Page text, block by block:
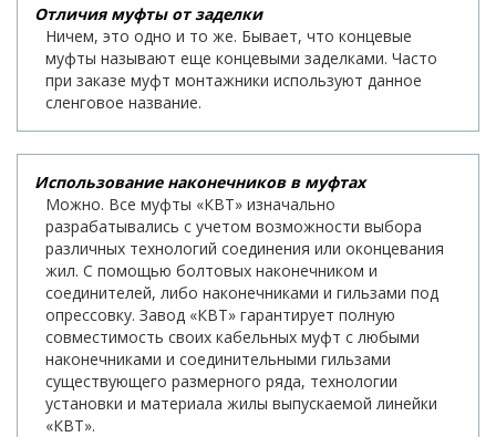
Отличия муфты от заделки
Ничем, это одно и то же. Бывает, что концевые
муфты называют еще концевыми заделками. Часто
при заказе муфт монтажники используют данное
сленговое название.
Использование наконечников в муфтах
Можно. Все муфты «КВТ» изначально
разрабатывались с учетом возможности выбора
различных технологий соединения или оконцевания
жил. С помощью болтовых наконечником и
соединителей, либо наконечниками и гильзами под
опрессовку. Завод «КВТ» гарантирует полную
совместимость своих кабельных муфт с любыми
наконечниками и соединительными гильзами
существующего размерного ряда, технологии
установки и материала жилы выпускаемой линейки
«КВТ».